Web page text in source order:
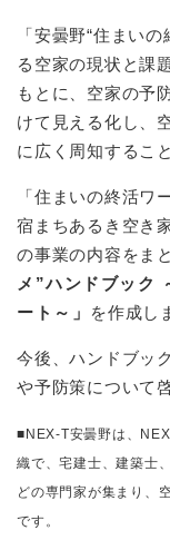
「安曇野“住まい
る空家の現状と課
もとに、空家の予
けて見える化し、
に広く周知するこ
「住まいの終活ワ
宿まちあるき空き
の事業の内容をまと
メ”ハンドブック
ート～」
を作成し
今後、ハンドブッ
や予防策について
​■NEX-T安曇野は、
織で、宅建士、建築士
どの専門家が集まり、
です。